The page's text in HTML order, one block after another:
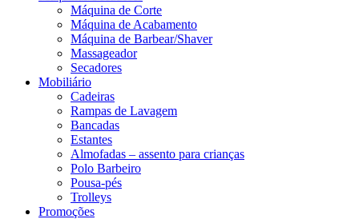
Máquina de Corte
Máquina de Acabamento
Máquina de Barbear/Shaver
Massageador
Secadores
Mobiliário
Cadeiras
Rampas de Lavagem
Bancadas
Estantes
Almofadas – assento para crianças
Polo Barbeiro
Pousa-pés
Trolleys
Promoções